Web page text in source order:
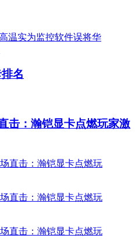
名
击：瀚铠显卡点燃玩家激